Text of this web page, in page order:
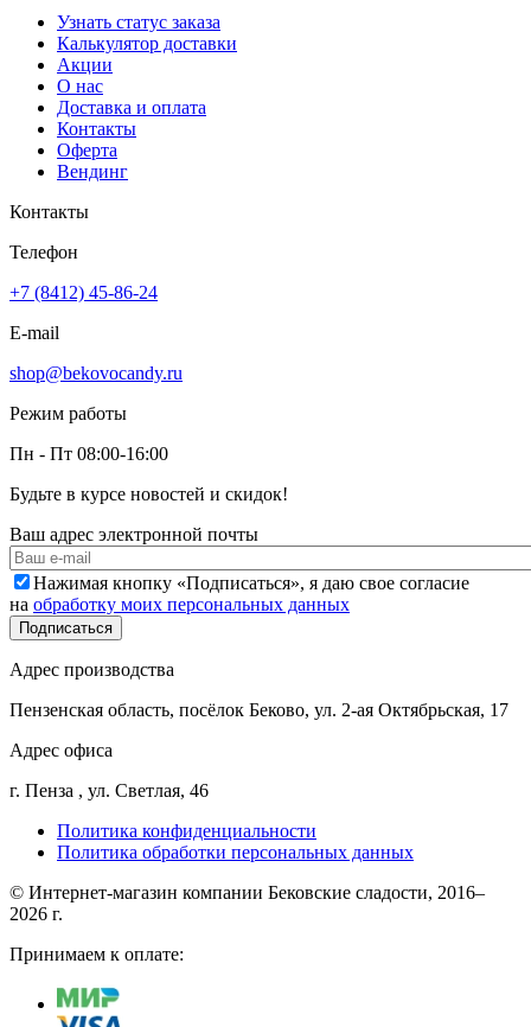
Узнать статус заказа
Калькулятор доставки
Акции
О нас
Доставка и оплата
Контакты
Оферта
Вендинг
Контакты
Телефон
+7 (8412) 45-86-24
E-mail
shop@bekovocandy.ru
Режим работы
Пн - Пт 08:00-16:00
Будьте в курсе новостей и скидок!
Ваш адрес электронной почты
Нажимая кнопку «Подписаться», я даю свое согласие
на обработку моих персональных данных
Адрес производства
Пензенская область, посёлок Беково, ул. 2-ая Октябрьская, 17
Адрес офиса
г. Пенза , ул. Светлая, 46
Политика конфиденциальности
Политика обработки персональных данных
© Интернет-магазин компании Бековские сладости, 2016–
2026 г.
Принимаем к оплате: